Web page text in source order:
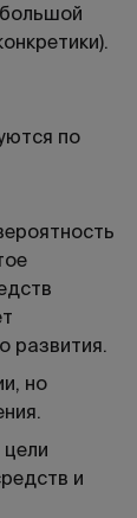
по
развития.
но
и